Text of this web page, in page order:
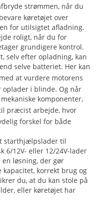
strømmen, når du
køretøjet over
for utilsigtet afladning.
roligt, når du for
grundigere kontrol.
selv efter opladning, kan
selve batteriet. Her kan
at vurdere motorens
i blinde. Og når
komponenter,
præcist arbejde, hvor
forskel for både
starthjælpslader til
6/12V- eller 12/24V-lader
løsning, der gør
korrekt brug og
du, at du kan stole på
eller køretøjet har